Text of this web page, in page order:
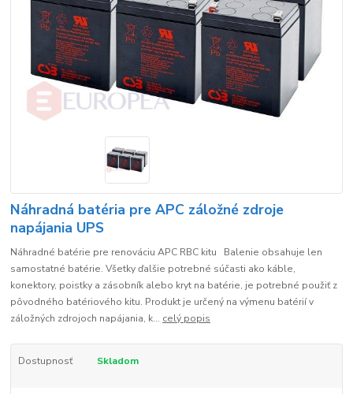
Náhradná batéria pre APC záložné zdroje
napájania UPS
Náhradné batérie pre renováciu APC RBC kitu Balenie obsahuje len
samostatné batérie. Všetky ďalšie potrebné súčasti ako káble,
konektory, poistky a zásobník alebo kryt na batérie, je potrebné použiť z
pôvodného batériového kitu. Produkt je určený na výmenu batérií v
záložných zdrojoch napájania, k... celý popis
Dostupnosť Skladom